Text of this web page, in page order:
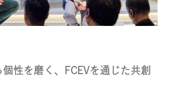
性を磨く、FCEVを通じた共創